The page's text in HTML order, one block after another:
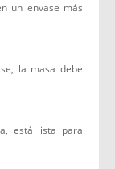
un envase más
la masa debe
está lista para